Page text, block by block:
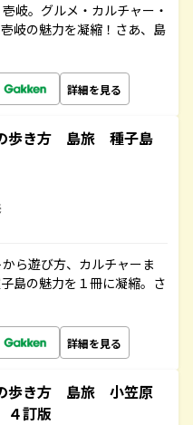
岐。グルメ・カルチャー・
岐の魅力を凝縮！さあ、島
詳細を見る
歩き方 島旅 種子島
ら遊び方、カルチャーま
島の魅力を１冊に凝縮。さ
詳細を見る
歩き方 島旅 小笠原
訂版